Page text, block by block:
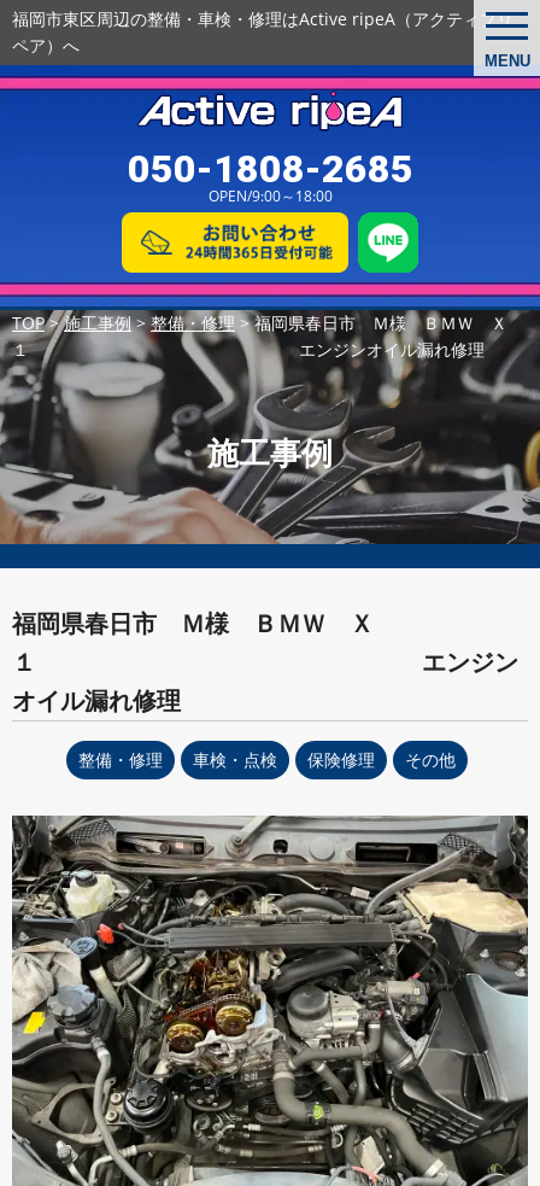
MENU
福岡市東区周辺の整備・車検・修理はActive ripeA（アクティブリ
ペア）へ
050-1808-2685
OPEN/9:00～18:00
TOP>施工事例>整備・修理 >福岡県春日市 Ｍ様 ＢＭＷ Ｘ
１ エンジンオイル漏れ修理
施工事例
福岡県春日市 Ｍ様 ＢＭＷ Ｘ
１ エンジン
オイル漏れ修理
整備・修理 車検・点検 保険修理 その他